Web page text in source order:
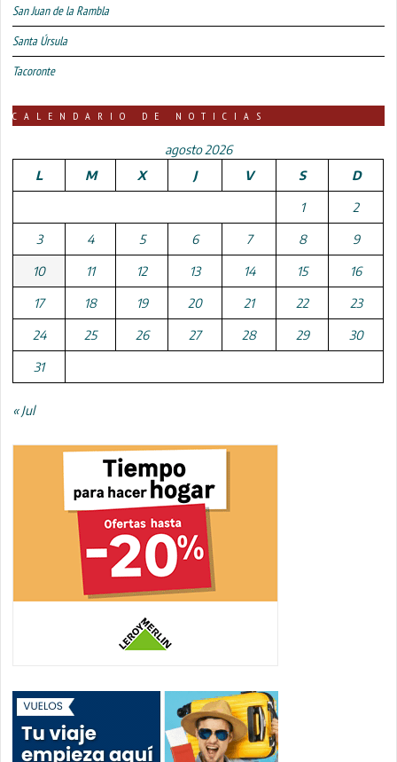
San Juan de la Rambla
Santa Úrsula
Tacoronte
CALENDARIO DE NOTICIAS
agosto 2026
L
M X J V S D
1 2
3 4 5 6 7 8 9
10 11 12 13 14 15 16
17 18 19 20 21 22 23
24 25 26 27 28 29 30
31
« Jul